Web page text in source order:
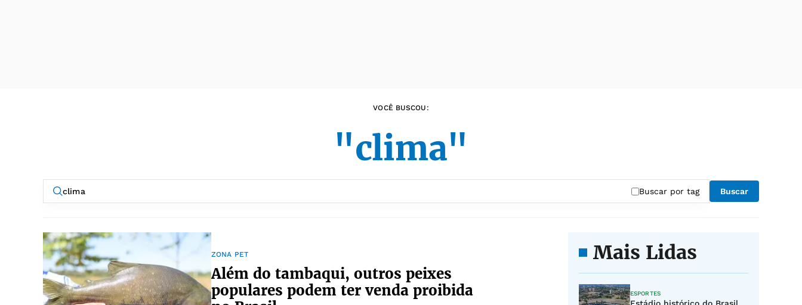
VOCÊ BUSCOU:
"clima"
Buscar por tag Buscar
ZONA PET
Além do tambaqui, outros peixes
populares podem ter venda proibida
Mais Lidas
ESPORTES